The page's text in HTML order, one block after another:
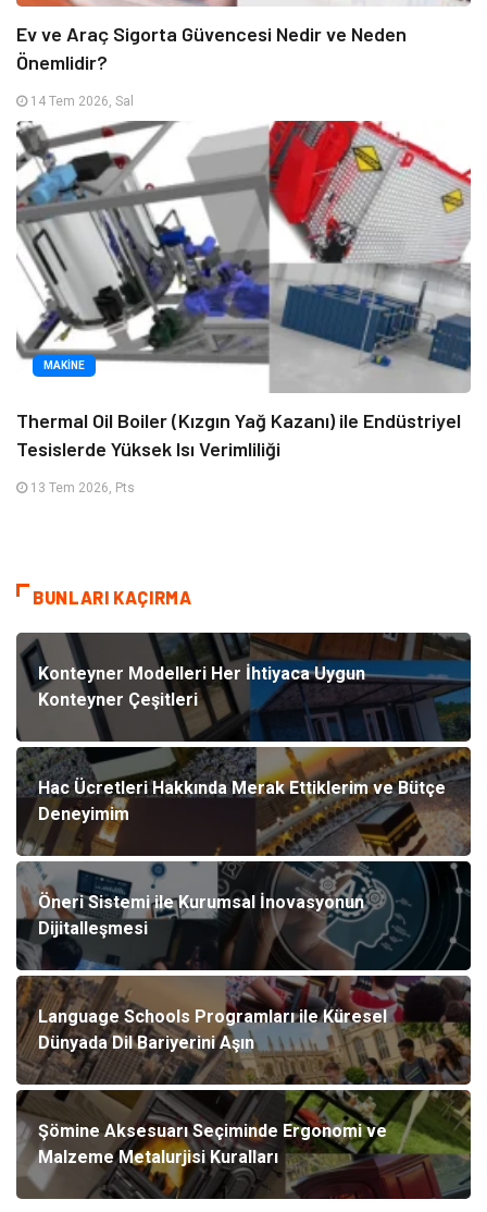
Ev ve Araç Sigorta Güvencesi Nedir ve Neden
Önemlidir?
14 Tem 2026, Sal
MAKINE
Thermal Oil Boiler (Kızgın Yağ Kazanı) ile Endüstriyel
Tesislerde Yüksek Isı Verimliliği
13 Tem 2026, Pts
BUNLARI KAÇIRMA
Konteyner Modelleri Her İhtiyaca Uygun
Konteyner Çeşitleri
Hac Ücretleri Hakkında Merak Ettiklerim ve Bütçe
Deneyimim
Öneri Sistemi ile Kurumsal İnovasyonun
Dijitalleşmesi
Language Schools Programları ile Küresel
Dünyada Dil Bariyerini Aşın
Şömine Aksesuarı Seçiminde Ergonomi ve
Malzeme Metalurjisi Kuralları